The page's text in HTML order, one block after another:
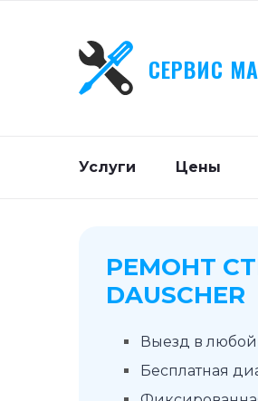
СЕРВИС
Услуги Цены
РЕМОНТ
DAUSCHER
Выезд в
Бесплатная